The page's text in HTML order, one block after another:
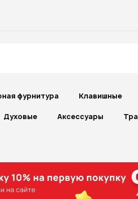
фурнитура Клавишные
Духовые Аксессуары